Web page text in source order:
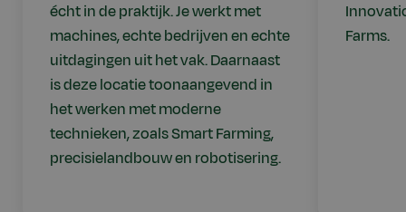
écht in de praktijk. Je werkt met
machines, echte bedrijven en echte
uitdagingen uit het vak. Daarnaast
is deze locatie toonaangevend in
het werken met moderne
technieken, zoals Smart Farming,
precisielandbouw en robotisering.
Farms.